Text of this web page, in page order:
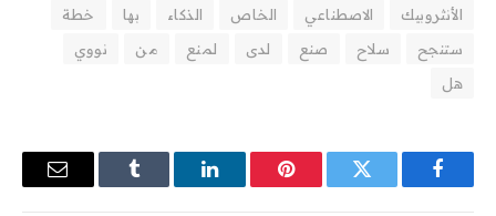
الأنثروبيك الاصطناعي الخاص الذكاء بها
خطة
ستنجح
سلاح صنع لدى لمنع من
نووي
هل
فيسبوك تويتر بينتيريستلينكدإن Tumblr
البريد